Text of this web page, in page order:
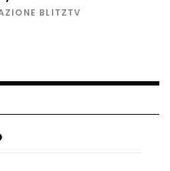
attrazione cede
in Guatemala,
BLITZTV